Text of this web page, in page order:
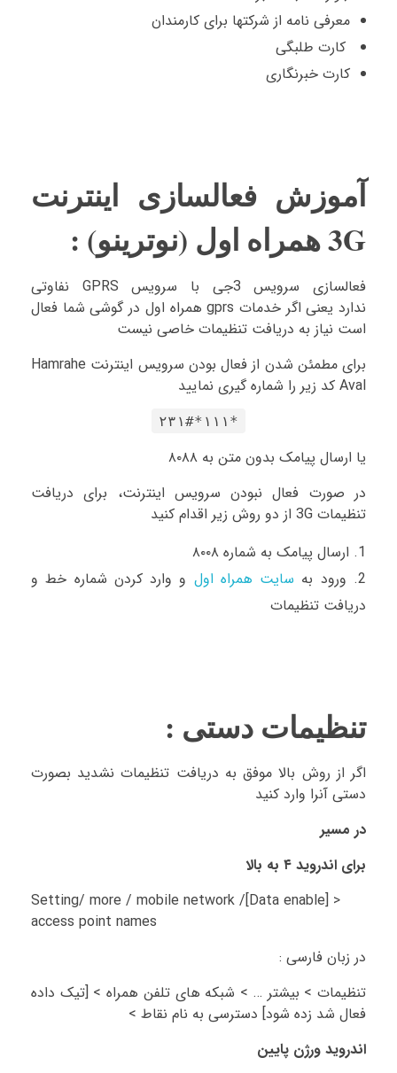
معرفی نامه از شرکتها برای کارمندان
کارت طلبگی
کارت خبرنگاری
آموزش فعالسازی اینترنت
3G همراه اول (نوترینو) :
فعالسازی سرویس 3جی با سرویس GPRS نفاوتی
ندارد یعنی اگر خدمات gprs همراه اول در گوشی شما فعال
است نیاز به دریافت تنظیمات خاصی نیست
برای مطمئن شدن از فعال بودن سرویس اینترنت Hamrahe
Aval کد زیر را شماره گیری نمایید
*۱۱۱*۲۳۱#
یا ارسال پیامک بدون متن به ۸۰۸۸
در صورت فعال نبودن سرویس اینترنت، برای دریافت
تنظیمات 3G از دو روش زیر اقدام کنید
ارسال پیامک به شماره ۸۰۰۸
ورود به سایت همراه اول و وارد کردن شماره خط و
دریافت تنظیمات
تنظیمات دستی :
اگر از روش بالا موفق به دریافت تنظیمات نشدید بصورت
دستی آنرا وارد کنید
در مسیر
برای اندروید ۴ به بالا
Setting/ more / mobile network /[Data enable] >
access point names
در زبان فارسی :
تنظیمات > بیشتر … > شبکه های تلفن همراه > [تیک داده
فعال شد زده شود] دسترسی به نام نقاط >
اندروید ورژن پایین